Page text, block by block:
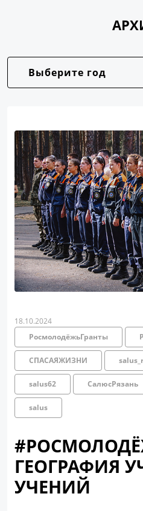
Выберите год
18.10.2024
РосмолодёжьГранты
СПАСАЯЖИЗНИ
salus62 СалюсРязань
salus
ГЕОГРАФИЯ
УЧЕНИЙ